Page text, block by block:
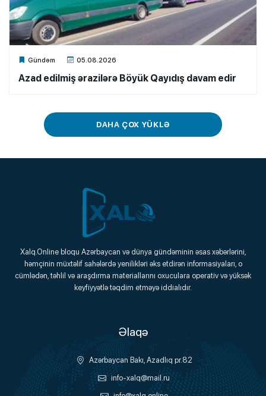
Gündəm 05.08.2026
Xalq.Online
Azad edilmiş ərazilərə Böyük Qayıdış davam edir
DAHA ÇOX YÜKLƏ
Xalq.Online
Onlayn Platforma
Xalq.Online bloqu Azərbaycan və dünya gündəminin əsas xəbərlərini,
həmçinin müxtəlif sahələrdə yenilikləri əks etdirən informasiyaları, o
cümlədən, təhlil və araşdırma materiallarını oxuculara operativ və yüksək
keyfiyyətlə təqdim etməyə iddialıdır.
Əlaqə
Azərbaycan Bakı, Azadlıq pr.82
info-xalq@mail.ru